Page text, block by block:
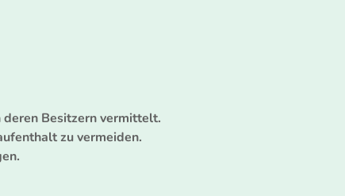
Besitzern vermittelt.
zu vermeiden.